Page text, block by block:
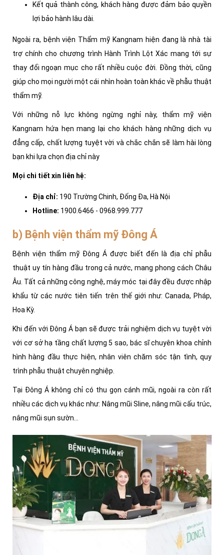
Kết quả thành công, khách hàng được đảm bảo quyền
lợi bảo hành lâu dài.
Ngoài ra, bệnh viện Thẩm mỹ Kangnam hiện đang là nhà tài
trợ chính cho chương trình Hành Trình Lột Xác mang tới sự
thay đổi ngoạn mục cho rất nhiều cuộc đời. Đồng thời, cũng
giúp cho mọi người một cái nhìn hoàn toàn khác về phẫu thuật
thẩm mỹ.
Với những nỗ lực không ngừng nghỉ này, thẩm mỹ viện
Kangnam hứa hẹn mang lại cho khách hàng những dịch vụ
đẳng cấp, chất lượng tuyệt vời và chắc chắn sẽ làm hài lòng
bạn khi lựa chọn địa chỉ này
Mọi chi tiết xin liên hệ:
Địa chỉ: 190 Trường Chinh, Đống Đa, Hà Nội
Hotline: 1900.6466 - 0968.999.777
b) Bệnh viện thẩm mỹ Đông Á
Bệnh viện thẩm mỹ Đông Á được biết đến là địa chỉ phẫu
thuật uy tín hàng đầu trong cả nước, mang phong cách Châu
Âu. Tất cả những công nghệ, máy móc tại đây đều được nhập
khẩu từ các nước tiên tiến trên thế giới như: Canada, Pháp,
Hoa Kỳ.
Khi đến với Đông Á bạn sẽ được trải nghiệm dịch vụ tuyệt vời
với cơ sở hạ tầng chất lượng 5 sao, bác sĩ chuyên khoa chỉnh
hình hàng đầu thực hiện, nhân viên chăm sóc tận tình, quy
trình phẫu thuật chuyên nghiệp.
Tại Đông Á không chỉ có thu gọn cánh mũi, ngoài ra còn rất
nhiều các dịch vụ khác như: Nâng mũi Sline, nâng mũi cấu trúc,
nâng mũi sụn sườn...